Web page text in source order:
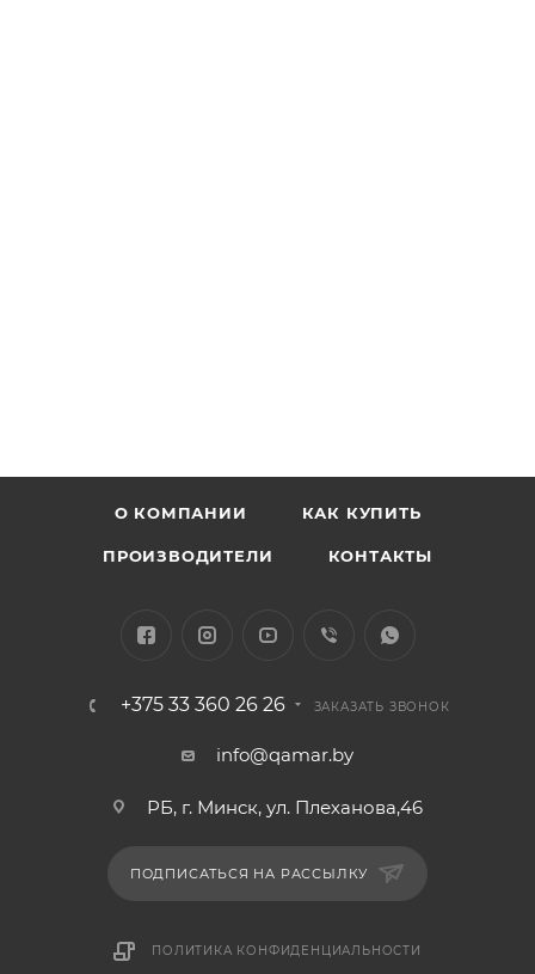
О КОМПАНИИ КАК КУПИТЬ
ПРОИЗВОДИТЕЛИ КОНТАКТЫ
+375 33 360 26 26 ЗАКАЗАТЬ ЗВОНОК
info@qamar.by
РБ, г. Минск, ул. Плеханова,46
ПОДПИСАТЬСЯ НА РАССЫЛКУ
ПОЛИТИКА КОНФИДЕНЦИАЛЬНОСТИ